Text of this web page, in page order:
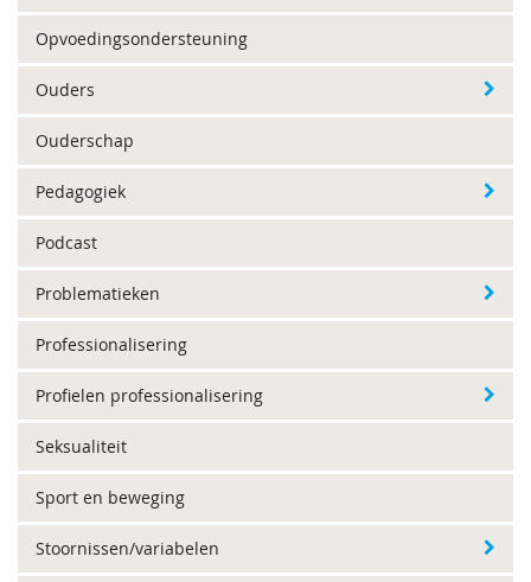
Opvoedingsondersteuning
Ouders
Ouderschap
Pedagogiek
Podcast
Problematieken
Professionalisering
Profielen professionalisering
Seksualiteit
Sport en beweging
Stoornissen/variabelen